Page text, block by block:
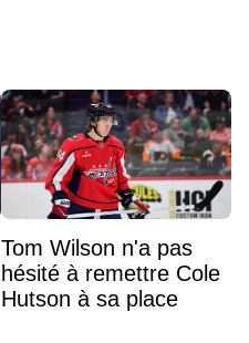
Tom Wilson n'a pas
hésité à remettre Cole
Hutson à sa place